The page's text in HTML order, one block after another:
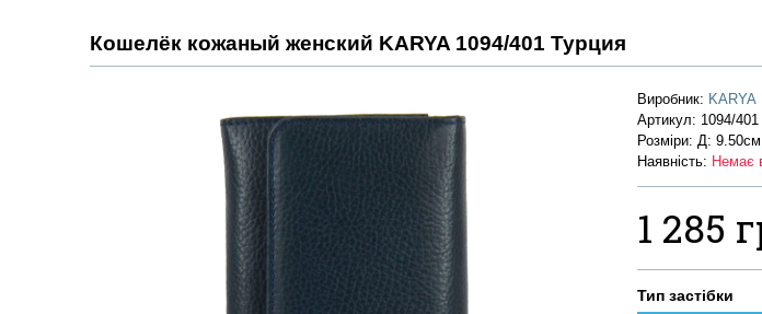
Кошелёк кожаный женский KARYA 1094/401 Турция
Виробник: KARYA
Артикул: 1094/401
Розміри: Д:
Наявність: Немає
1 285
Тип застібки